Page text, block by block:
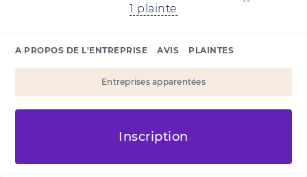
1 plainte
A PROPOS DE L'ENTREPRISE AVIS PLAINTES
Entreprises apparentées
Inscription